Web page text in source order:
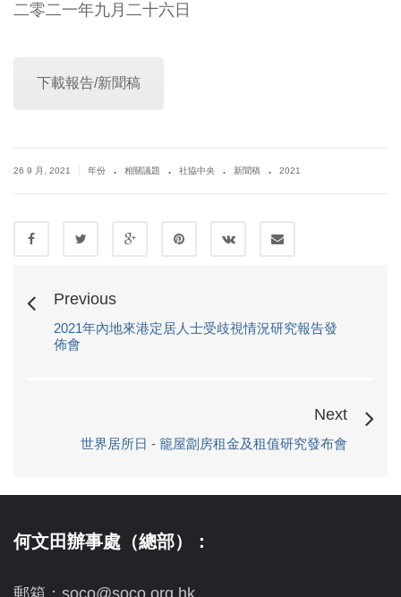
二零二一年九月二十六日
下載報告/新聞稿
26 9 月, 2021 年份 . 相關議題 . 社協中央 . 新聞稿 . 2021
Previous
2021年內地來港定居人士受歧視情況研究報告發
佈會
Next
世界居所日 - 籠屋劏房租金及租值研究發布會
何文田辦事處（總部）：
郵箱：soco@soco.org.hk